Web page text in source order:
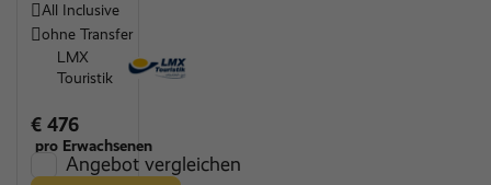
All Inclusive
ohne Transfer
LMX
Touristik
€ 476
pro Erwachsenen
Angebot vergleichen